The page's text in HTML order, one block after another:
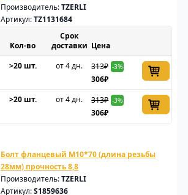
Производитель:TZERLI
Артикул:TZ1131684
Срок
доставки Цена
>20 шт. от 4 дн. 313₽ -3%
306₽
>20 шт. от 4 дн. 313₽ -3%
306₽
Болт фланцевый M10*70 (длина резьбы
28мм) прочность 8,8
Производитель:TZERLI
Артикул:S1859636